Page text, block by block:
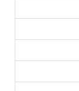
online store